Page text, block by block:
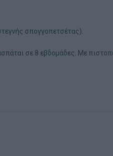
σπογγοπετσέτας).
σε 8 εβδομάδες. Με